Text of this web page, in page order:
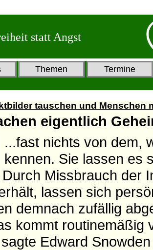
statt Angst
Themen Termine
tauschen und Menschen
eigentlich
...fast nichts von dem,
kennen. Sie lassen es
Missbrauch der
lassen sich
demnach zufällig
kommt routinemäßig
Edward